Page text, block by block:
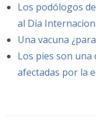
Los podólogos
al Día
Una vacuna
Los pies son una
afectadas por la